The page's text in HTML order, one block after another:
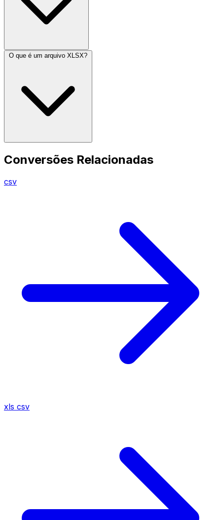
O que é um arquivo XLSX?
Conversões Relacionadas
csv
xls csv